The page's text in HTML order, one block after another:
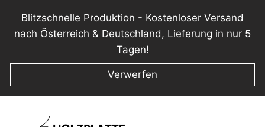
Blitzschnelle Produktion - Kostenloser Versand
nach Österreich & Deutschland, Lieferung in nur 5
Tagen!
Verwerfen